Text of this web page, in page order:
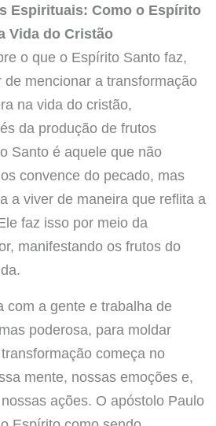
Espirituais: Como o Espírito
Vida do Cristão
o que o Espírito Santo faz,
de mencionar a transformação
na vida do cristão,
da produção de frutos
Santo é aquele que não
convence do pecado, mas
a viver de maneira que reflita a
faz isso por meio da
manifestando os frutos do
com a gente e trabalha de
poderosa, para moldar
começa no
mente, nossas emoções e,
ações. O apóstolo Paulo